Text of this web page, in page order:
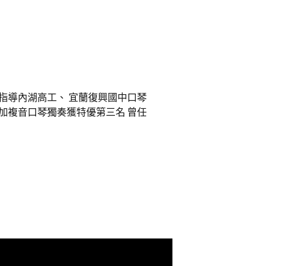
導內湖高工、 宜蘭復興國中口琴
複音口琴獨奏獲特優第三名 曾任